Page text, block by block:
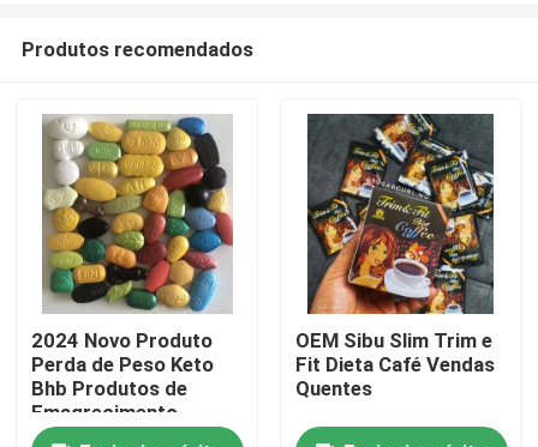
Casa
Produtos
Produtos recomendados
2024 Novo Produto
Perda de Peso Keto
Bhb Produtos de
Emagrecimento
Corporal
OEM Sibu Slim Trim e
Fit Dieta Café Vendas
Quentes